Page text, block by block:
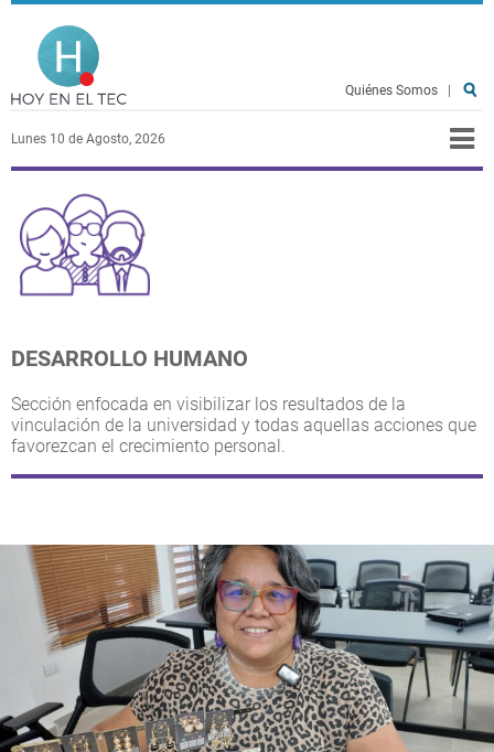
Pasar al contenido principal
Lunes 10 de Agosto, 2026
Quiénes Somos
DESARROLLO HUMANO
Sección enfocada en visibilizar los resultados de la
vinculación de la universidad y todas aquellas acciones que
favorezcan el crecimiento personal.